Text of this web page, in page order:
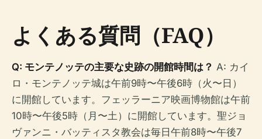
よくある質問（FAQ）
Q: モンテノッテの主要な史跡の開館時間は？ A: カイ
ロ・モンテノッテ城は午前9時〜午後6時（火〜日）
に開館しています。フェッラーニア映画博物館は午前
10時〜午後5時（月〜土）に開館しています。聖ジョ
ヴァンニ・バッティスタ教会は毎日午前8時〜午後7